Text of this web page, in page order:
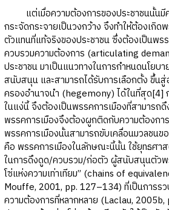
แต่เมื่อความต้องการของประชาชนนั้นมี
กระจัดกระจายเป็นวงกว้าง จึงทำให้ต้องเกิด
ตัวแทนที่แท้จริงของประชาชน ซึ่งต้องเป็นพร
ควบรวมความต้องการ (articulating
ประชาชน มาเป็นแนวทางในการกำหนดนโยบ
สนับสนุน และสามารถได้รับการเลือกตั้ง ขึ้นสู่
ครองอำนาจนำ (hegemony) ได้ในที่สุด[4]
ในแง่นี้ จึงต้องเป็นพรรคการเมืองที่สามารถ
พรรคการเมืองจึงต้องผูกติดกับความต้องกา
พรรคการเมืองนั้นสามารถขับเคลื่อนมวลชนข
คือ พรรคการเมืองในลักษณะนี้นั้น ใช้ยุทธศา
ในการดึงดูด/ควบรวม/ก่อตัว ผู้สนับสนุนตัวพ
โซ่แห่งความเท่าเทียม” (chains of
Mouffe, 2001, pp. 127–134) ที่เป็นการร
ความต้องการที่หลากหลาย (Laclau,